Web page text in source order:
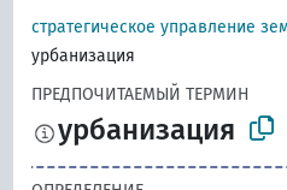
стратегическое управление
урбанизация
ПРЕДПОЧИТАЕМЫЙ ТЕРМИН
урбанизация